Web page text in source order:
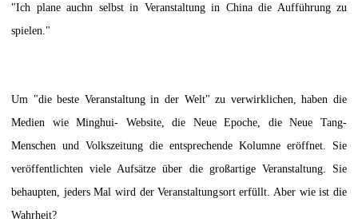
"Ich plane auchn selbst in Veranstaltung in China die Aufführung zu
spielen."
Um "die beste Veranstaltung in der Welt" zu verwirklichen, haben die
Medien wie Minghui- Website, die Neue Epoche, die Neue Tang-
Menschen und Volkszeitung die entsprechende Kolumne eröffnet. Sie
veröffentlichten viele Aufsätze über die großartige Veranstaltung. Sie
behaupten, jeders Mal wird der Veranstaltungsort erfüllt. Aber wie ist die
Wahrheit?